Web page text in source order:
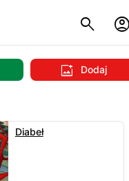
Dodaj
Diabeł